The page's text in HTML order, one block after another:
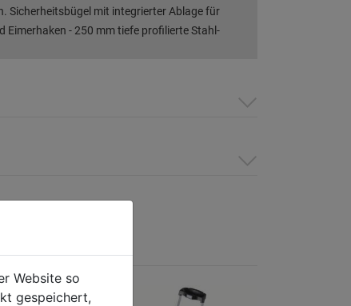
Sicherheitsbügel mit integrierter Ablage für
Eimerhaken - 250 mm tiefe profilierte Stahl-
Website so
gespeichert,